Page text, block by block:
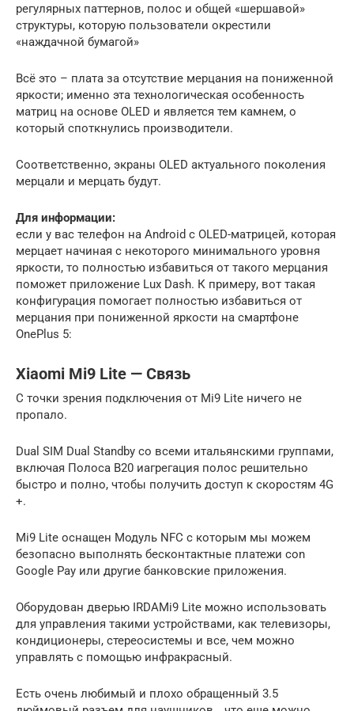
регулярных паттернов, полос и общей «шершавой»
структуры, которую пользователи окрестили
«наждачной бумагой»
Всё это – плата за отсутствие мерцания на пониженной
яркости; именно эта технологическая особенность
матриц на основе OLED и является тем камнем, о
который споткнулись производители.
Соответственно, экраны OLED актуального поколения
мерцали и мерцать будут.
Для информации:
если у вас телефон на Android с OLED-матрицей, которая
мерцает начиная с некоторого минимального уровня
яркости, то полностью избавиться от такого мерцания
поможет приложение Lux Dash. К примеру, вот такая
конфигурация помогает полностью избавиться от
мерцания при пониженной яркости на смартфоне
OnePlus 5:
Xiaomi Mi9 Lite — Связь
С точки зрения подключения от Mi9 Lite ничего не
пропало.
Dual SIM Dual Standby со всеми итальянскими группами,
включая Полоса B20 иагрегация полос решительно
быстро и полно, чтобы получить доступ к скоростям 4G
+.
Mi9 Lite оснащен Модуль NFC с которым мы можем
безопасно выполнять бесконтактные платежи con
Google Pay или другие банковские приложения.
Оборудован дверью IRDAMi9 Lite можно использовать
для управления такими устройствами, как телевизоры,
кондиционеры, стереосистемы и все, чем можно
управлять с помощью инфракрасный.
Есть очень любимый и плохо обращенный 3.5